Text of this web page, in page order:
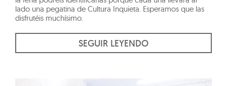
lado una pegatina de Cultura Inquieta. Esperamos que las
disfrutéis muchísimo.
SEGUIR LEYENDO